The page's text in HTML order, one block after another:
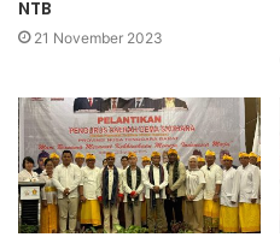
NTB
21 November 2023